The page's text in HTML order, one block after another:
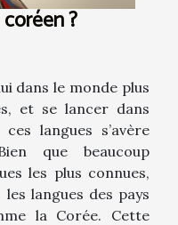
?
dans le monde plus
et se lancer dans
langues s’avère
que beaucoup
les plus connues,
langues des pays
la Corée. Cette